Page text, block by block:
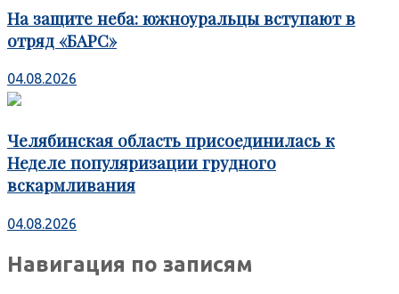
На защите неба: южноуральцы вступают в
отряд «БАРС»
04.08.2026
Челябинская область присоединилась к
Неделе популяризации грудного
вскармливания
04.08.2026
Навигация по записям